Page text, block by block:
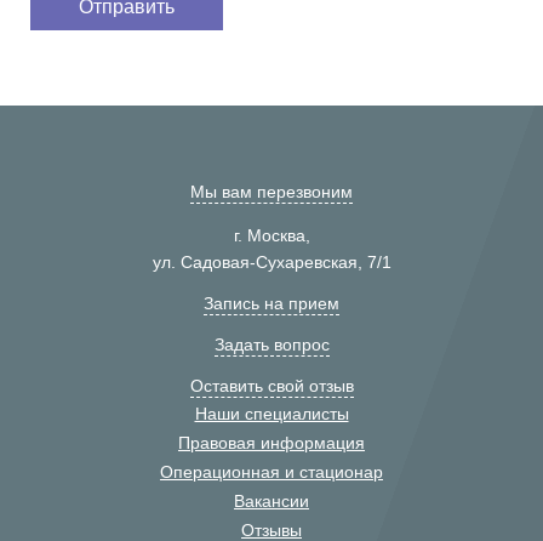
Мы вам перезвоним
г. Москва,
ул. Садовая-Сухаревская, 7/1
Запись на прием
Задать вопрос
Оставить свой отзыв
Наши специалисты
Правовая информация
Операционная и стационар
Вакансии
Отзывы